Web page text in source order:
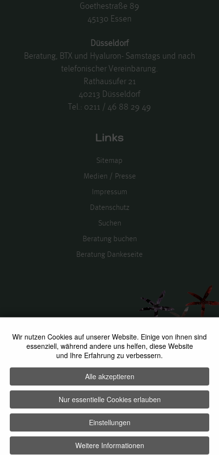
Wir nutzen Cookies auf unserer Website. Einige von ihnen sind
essenziell, während andere uns helfen, diese Website
und Ihre Erfahrung zu verbessern.
Alle akzeptieren
Nur essentielle Cookies erlauben
Einstellungen
Weitere Informationen
Goethestraße 89
45130 Essen
Düsseldorf
Beratung, BTX und Hyaluron- Samstags und nach
telefonischer Vereinbarung.
Rathausufer 21
40213 Düsseldorf
Tel.: 0211 / 46 88 29 49
Links
Sitemap
Medien / Presse
Impressum
Datenschutz
Suchen
Beratung buchen
Beratung Dankeseite
Social-Media
facebookinstagram
youtube
©Petr Bolatzky Fachklinik für Schönheitschirurgie2026